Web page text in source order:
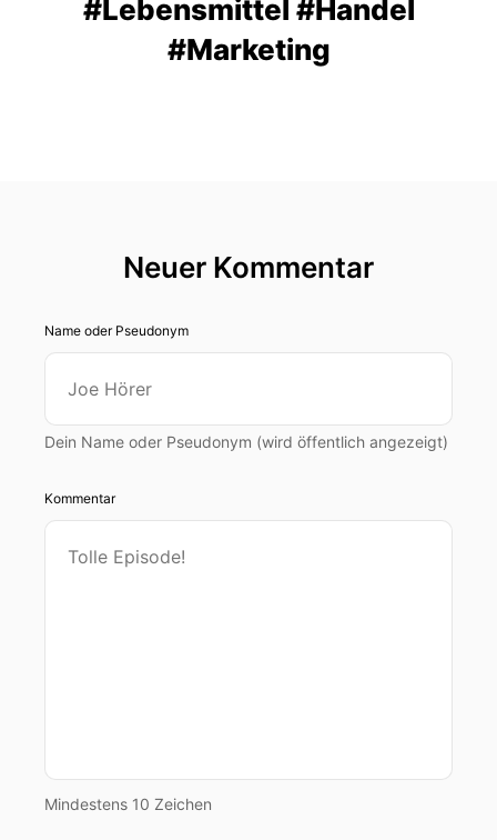
#Lebensmittel #Handel
#Marketing
Neuer Kommentar
Name oder Pseudonym
Dein Name oder Pseudonym (wird öffentlich angezeigt)
Kommentar
Mindestens 10 Zeichen